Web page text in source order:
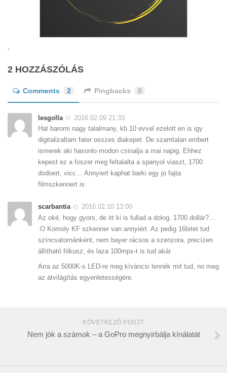
.
2 HOZZÁSZÓLÁS
Comments 2 Pingbacks 0
lesgolla
2016.02.09 21:33
Hat baromi nagy talalmany, kb 10 evvel ezelott en is igy
digitalizaltam fater osszes diakepet. De szamtalan embert
ismerek aki hasonlo modon csinalja a mai napig. Ehhez
kepest ez a foszer meg feltalalta a spanyol viaszt, 1700
dodoert, vicc… Annyiert kaphat barki egy jo fajta
filmszkennert is.
scarbantia
2016.02.10 13:00
Az oké, hogy gyors, de itt ki is fullad a dolog. 1700 dollár?…
:O Komoly KF szkenner van annyiért. Az pedig 16bitet tud
színcsatornánként, nem bayer rácsos a szenzora, precízen
állítható fókusz, és laza 100mpx-t is tud akár.
Arra az 5000K-s LED-re meg kíváncsi lennék mit tud, no meg
az átvilágítás egyenletességére.
KÖVETKEZŐ POSZT
Nem jók a számok – a GoPro megnyirbálja kínálatát